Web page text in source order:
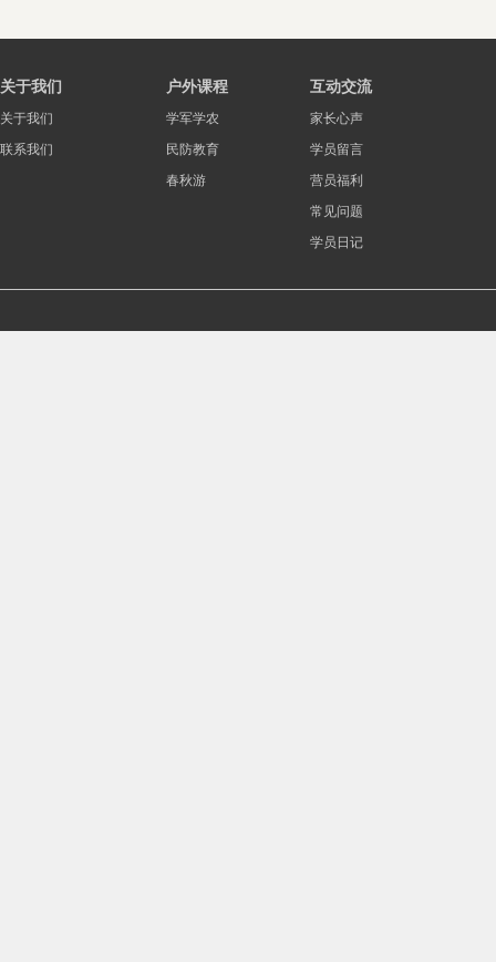
关于我们
关于我们
联系我们
户外课程
学军学农
民防教育
春秋游
互动交流
家长心声
学员留言
营员福利
常见问题
学员日记